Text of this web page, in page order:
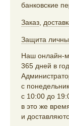
банковские
Заказ
Защита
Наш онлайн-
365 дней в
с
с 10:00 до
в это же
и